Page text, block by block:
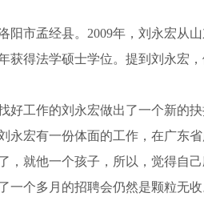
市孟经县。2009年，刘永宏从
获得法学硕士学位。提到刘永宏
工作的刘永宏做出了一个新的
永宏有一份体面的工作，在广东
，就他一个孩子，所以，觉得自
个多月的招聘会仍然是颗粒无收